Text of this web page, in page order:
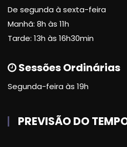
De segunda à sexta-feira
Manhã: 8h às 11h
Tarde: 13h às 16h30min
Sessões Ordinárias
Segunda-feira às 19h
PREVISÃO DO